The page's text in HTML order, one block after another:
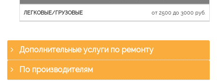
от 2500 до 3000 руб.
Дополнительные услуги по ремонту
По производителям